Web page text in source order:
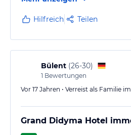
für ein 3 Sterne Hotel auch in
Mehr Aktivitäten wären auch
Abend.
Im großen und ganzen ist da
letzten 2 Jahre dort und werde
Grand Didyma sein....
Hilfreich Teilen
Bülent (26-30)
1 Bewertungen
Vor 17 Jahren • Verreist als Familie
Grand Didyma Hotel